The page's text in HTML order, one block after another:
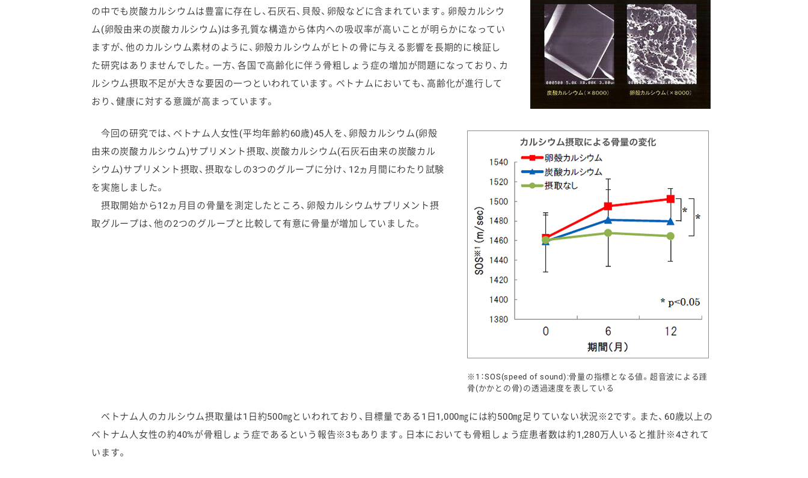
の中でも炭酸カルシウムは豊富に存在し、石灰石、貝殻、卵殻などに含まれています。卵殻カルシウ
ム(卵殻由来の炭酸カルシウム)は多孔質な構造から体内への吸収率が高いことが明らかになってい
ますが、他のカルシウム素材のように、卵殻カルシウムがヒトの骨に与える影響を長期的に検証し
た研究はありませんでした。一方、各国で高齢化に伴う骨粗しょう症の増加が問題になっており、カ
ルシウム摂取不足が大きな要因の一つといわれています。ベトナムにおいても、高齢化が進行して
おり、健康に対する意識が高まっています。
※1：SOS(speed of sound):骨量の指標となる値。超音波による踵
骨(かかとの骨)の透過速度を表している
今回の研究では、ベトナム人女性(平均年齢約60歳)45人を、卵殻カルシウム(卵殻
由来の炭酸カルシウム)サプリメント摂取、炭酸カルシウム(石灰石由来の炭酸カル
シウム)サプリメント摂取、摂取なしの3つのグループに分け、12ヵ月間にわたり試験
を実施しました。
摂取開始から12ヵ月目の骨量を測定したところ、卵殻カルシウムサプリメント摂
取グループは、他の2つのグループと比較して有意に骨量が増加していました。
ベトナム人のカルシウム摂取量は1日約500㎎といわれており、目標量である1日1,000㎎には約500㎎足りていない状況※2です。また、60歳以上の
ベトナム人女性の約40%が骨粗しょう症であるという報告※3もあります。日本においても骨粗しょう症患者数は約1,280万人いると推計※4されて
います。